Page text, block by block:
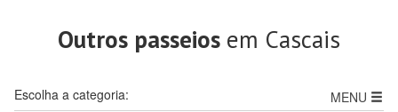
Outros passeios em Cascais
MENU
Escolha a categoria: